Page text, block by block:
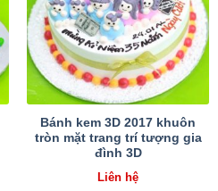
Bánh kem 3D 2017 khuôn
tròn mặt trang trí tượng gia
đình 3D
Liên hệ